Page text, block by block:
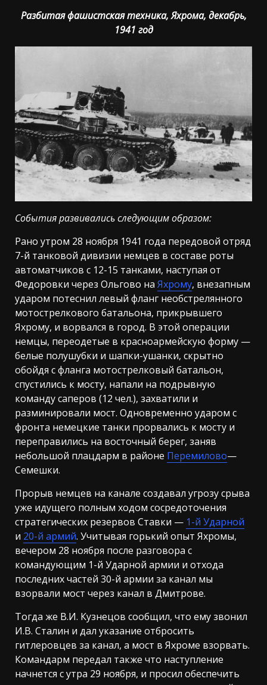
Разбитая фашистская техника, Яхрома, декабрь,
1941 год
События развивались следующим образом:
Рано утром 28 ноября 1941 года передовой отряд
7-й танковой дивизии немцев в составе роты
автоматчиков с 12-15 танками, наступая от
Федоровки через Ольгово на Яхрому, внезапным
ударом потеснил левый фланг необстрелянного
мотострелкового батальона, прикрывшего
Яхрому, и ворвался в город. В этой операции
немцы, переодетые в красноармейскую форму —
белые полушубки и шапки-ушанки, скрытно
обойдя с фланга мотострелковый батальон,
спустились к мосту, напали на подрывную
команду саперов (12 чел.), захватили и
разминировали мост. Одновременно ударом с
фронта немецкие танки прорвались к мосту и
переправились на восточный берег, заняв
небольшой плацдарм в районе Перемилово—
Семешки.
Прорыв немцев на канале создавал угрозу срыва
уже идущего полным ходом сосредоточения
стратегических резервов Ставки — 1-й Ударной
и 20-й армий. Учитывая горький опыт Яхромы,
вечером 28 ноября после разговора с
командующим 1-й Ударной армии и отхода
последних частей 30-й армии за канал мы
взорвали мост через канал в Дмитрове.
Тогда же В.И. Кузнецов сообщил, что ему звонил
И.В. Сталин и дал указание отбросить
гитлеровцев за канал, а мост в Яхроме взорвать.
Командарм передал также что наступление
начнется с утра 29 ноября, и просил обеспечить